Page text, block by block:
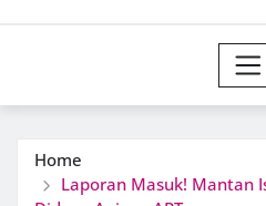
Home
Laporan Masuk! Mantan